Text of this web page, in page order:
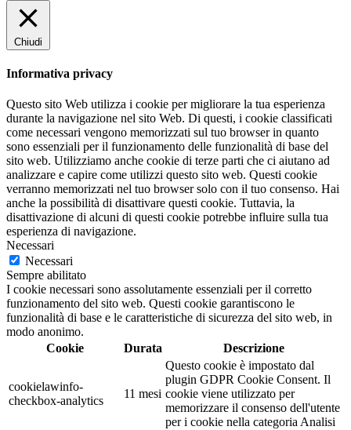
Chiudi
Informativa privacy
Questo sito Web utilizza i cookie per migliorare la tua esperienza
durante la navigazione nel sito Web. Di questi, i cookie classificati
come necessari vengono memorizzati sul tuo browser in quanto
sono essenziali per il funzionamento delle funzionalità di base del
sito web. Utilizziamo anche cookie di terze parti che ci aiutano ad
analizzare e capire come utilizzi questo sito web. Questi cookie
verranno memorizzati nel tuo browser solo con il tuo consenso. Hai
anche la possibilità di disattivare questi cookie. Tuttavia, la
disattivazione di alcuni di questi cookie potrebbe influire sulla tua
esperienza di navigazione.
Necessari
Necessari
Sempre abilitato
I cookie necessari sono assolutamente essenziali per il corretto
funzionamento del sito web. Questi cookie garantiscono le
funzionalità di base e le caratteristiche di sicurezza del sito web, in
modo anonimo.
Cookie
Durata Descrizione
cookielawinfo-
checkbox-analytics
11 mesi
Questo cookie è impostato dal
plugin GDPR Cookie Consent. Il
cookie viene utilizzato per
memorizzare il consenso dell'utente
per i cookie nella categoria Analisi